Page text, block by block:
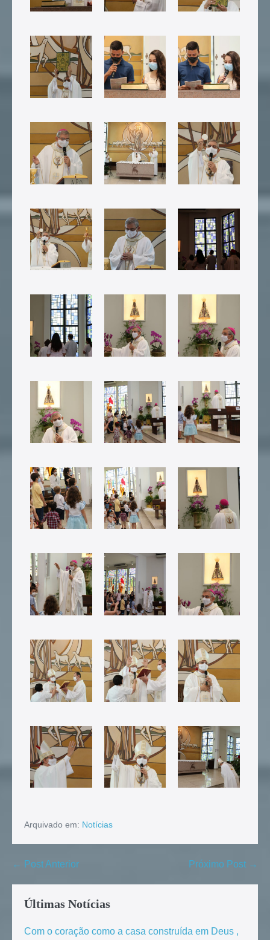
Arquivado em: Notícias
← Post Anterior Próximo Post →
Últimas Notícias
Com o coração como a casa construída em Deus ,